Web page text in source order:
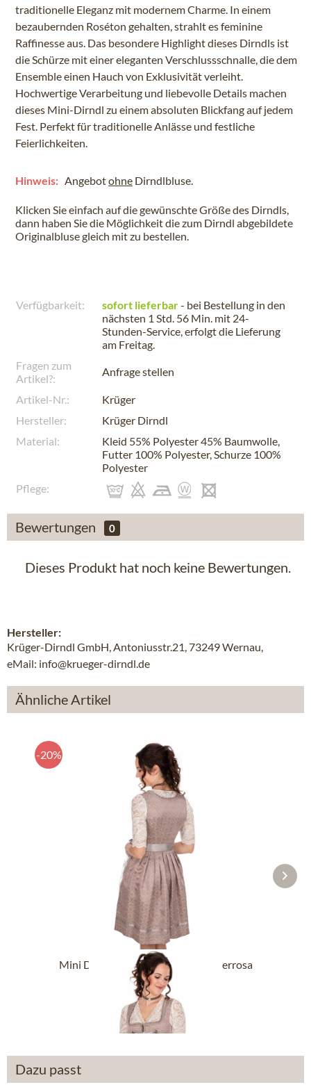
traditionelle Eleganz mit modernem Charme. In einem
bezaubernden Roséton gehalten, strahlt es feminine
Raffinesse aus. Das besondere Highlight dieses Dirndls ist
die Schürze mit einer eleganten Verschlussschnalle, die dem
Ensemble einen Hauch von Exklusivität verleiht.
Hochwertige Verarbeitung und liebevolle Details machen
dieses Mini-Dirndl zu einem absoluten Blickfang auf jedem
Fest. Perfekt für traditionelle Anlässe und festliche
Feierlichkeiten.
Hinweis: Angebotohne Dirndlbluse.
Klicken Sie einfach auf die gewünschte Größe des Dirndls,
dann haben Sie die Möglichkeit die zum Dirndl abgebildete
Originalbluse gleich mit zu bestellen.
Verfügbarkeit: sofort lieferbar- bei Bestellung in den
nächsten 1 Std. 56 Min. mit 24-
Stunden-Service, erfolgt die Lieferung
am Freitag.
Fragen zum
Artikel?:
Anfrage stellen
Artikel-Nr.:
Krüger
Hersteller:
Krüger Dirndl
Material:
Kleid 55% Polyester 45% Baumwolle,
Futter 100% Polyester, Schurze 100%
Polyester
Pflege:
Bewertungen 0
Dieses Produkt hat noch keine Bewertungen.
Hersteller:
Krüger-Dirndl GmbH, Antoniusstr.21, 73249 Wernau,
eMail: info@krueger-dirndl.de
Ähnliche Artikel
-20%
Mini Dirndl 2tlg. 58 cm ANNA puderrosa
159,90 € 199,90 €
Dazu passt